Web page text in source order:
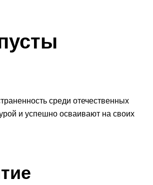
среди отечественных
и успешно осваивают на своих